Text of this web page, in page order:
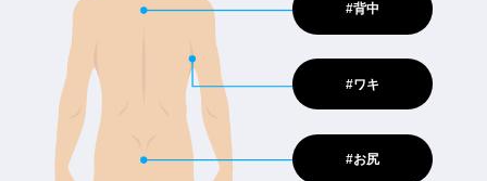
#背中
#ワキ
#お尻